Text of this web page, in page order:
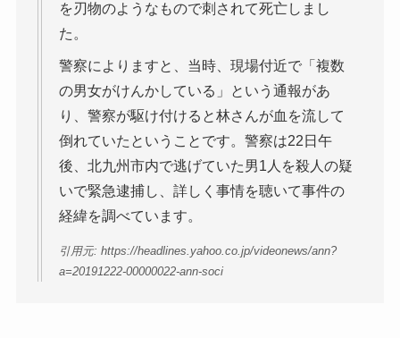
を刃物のようなもので刺されて死亡しまし
た。
警察によりますと、当時、現場付近で「複数
の男女がけんかしている」という通報があ
り、警察が駆け付けると林さんが血を流して
倒れていたということです。警察は22日午
後、北九州市内で逃げていた男1人を殺人の疑
いで緊急逮捕し、詳しく事情を聴いて事件の
経緯を調べています。
引用元: https://headlines.yahoo.co.jp/videonews/ann?
a=20191222-00000022-ann-soci